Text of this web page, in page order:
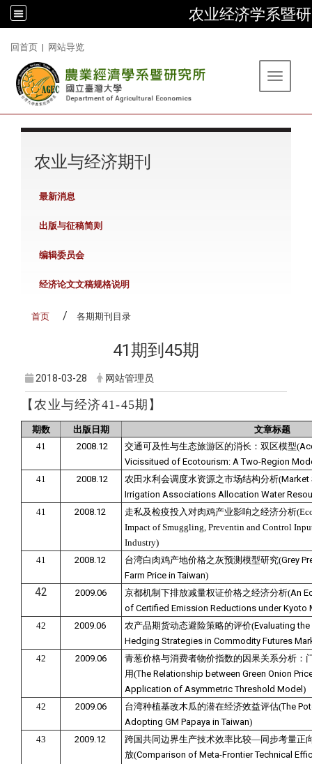
农业经济学系暨
回首页 | 网站导览
Toggle
农业与经济期刊
最新消息
出版与征稿简则
编辑委员会
经济论文文稿规格说明
首页 各期期刊目录
41期到45期
2018-03-28 网站管理员
【农业与经济41-45期 】
期数 出版日期
文章标题
41
2008.12 交通可及性与生态旅游区的消长：双区模型(
Vicissitued of Ecotourism: A Two-Region
41
2008.12 农田水利会调度水资源之市场结构分析(Market
Irrigation Associations Allocation Water
41
2008.12
走私及检疫投入对肉鸡产业影响之经济分析
Impact of Smuggling, Preventin and Control
Industry)
41
2008.12 台湾白肉鸡产地价格之灰预测模型研究(Grey
Farm Price in Taiwan)
42 2009.06 京都机制下排放减量权证价格之经济分析(An
of Certified Emission Reductions under Kyoto
42
2009.06 农产品期货动态避险策略的评价(Evaluating
Hedging Strategies in Commodity Futures
42
2009.06
青葱价格与消费者物价指数的因果关系分析：
用(The Relationship between Green Onion
Application of Asymmetric Threshold Model )
42
2009.06 台湾种植基改木瓜的潜在经济效益评估(The
Adopting GM Papaya in Taiwan)
43
2009.12
跨国共同边界生产技术效率比较—同步考量正
放(Comparison of Meta-Frontier Technical